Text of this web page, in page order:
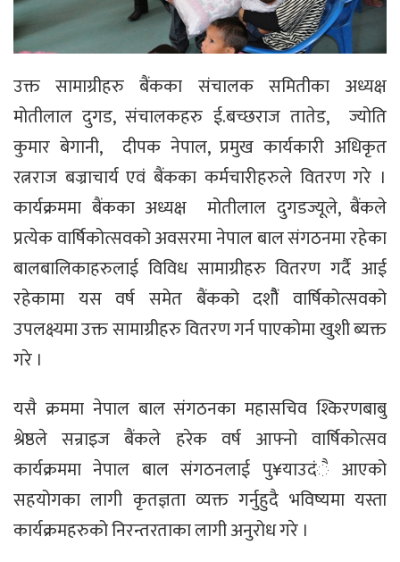
उक्त सामाग्रीहरु बैंकका संचालक समितीका अध्यक्ष
मोतीलाल दुगड, संचालकहरु ई.बच्छराज तातेड, ज्योति
कुमार बेगानी, दीपक नेपाल, प्रमुख कार्यकारी अधिकृत
रत्नराज बज्राचार्य एवं बैंकका कर्मचारीहरुले वितरण गरे ।
कार्यक्रममा बैंकका अध्यक्ष मोतीलाल दुगडज्यूले, बैंकले
प्रत्येक वार्षिकोत्सवको अवसरमा नेपाल बाल संगठनमा रहेका
बालबालिकाहरुलाई विविध सामाग्रीहरु वितरण गर्दै आई
रहेकामा यस वर्ष समेत बैंकको दशौैं वार्षिकोत्सवको
उपलक्ष्यमा उक्त सामाग्रीहरु वितरण गर्न पाएकोमा खुशी ब्यक्त
गरे ।
यसै क्रममा नेपाल बाल संगठनका महासचिव श्किरणबाबु
श्रेष्ठले सन्राइज बैंकले हरेक वर्ष आफ्नो वार्षिकोत्सव
कार्यक्रममा नेपाल बाल संगठनलाई पु¥याउदंै आएको
सहयोगका लागी कृतज्ञता व्यक्त गर्नुहुदै भविष्यमा यस्ता
कार्यक्रमहरुको निरन्तरताका लागी अनुरोध गरे ।